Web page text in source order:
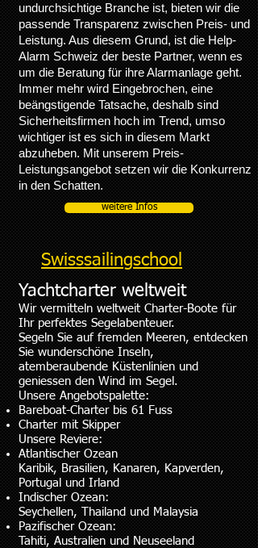
undurchsichtige Branche ist, bieten wir die
passende Transparenz zwischen Preis- und
Leistung. Aus diesem Grund, ist die Help-
Alarm Schweiz der beste Partner, wenn es
um die Beratung für ihre Alarmanlage geht.
Immer mehr wird Eingebrochen, eine
beängstigende Tatsache, deshalb sind
Sicherheitsfirmen hoch im Trend, umso
wichtiger ist es sich in diesem Markt
abzuheben. Mit unserem Preis-
Leistungsangebot setzen wir die Konkurrenz
in den Schatten.
weitere Infos
Swisssailingschool
Yachtcharter weltweit
Wir vermitteln weltweit Charter-Boote für
Ihr perfektes Segelabenteuer.
Segeln Sie auf fremden Meeren, entdecken
Sie wunderschöne Inseln,
atemberaubende Küstenlinien und
geniessen den Wind im Segel.
Unsere Angebotspalette:
Bareboat-Charter bis 61 Fuss
Charter mit Skipper
Unsere Reviere:
Atlantischer Ozean
Karibik, Brasilien, Kanaren, Kapverden,
Portugal und Irland
Indischer Ozean:
Seychellen, Thailand und Malaysia
Pazifischer Ozean:
Tahiti, Australien und Neuseeland